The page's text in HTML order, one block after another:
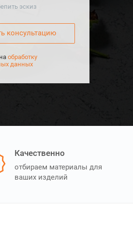
эскиз
файл
обработку
данных
Качественно
отбираем материалы для
ваших изделий